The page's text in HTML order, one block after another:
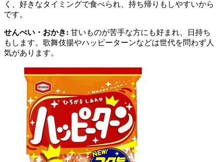
く、好きなタイミングで食べられ、持ち帰りもしやすいから
です。
せんべい・おかき: 甘いものが苦手な方にも好まれ、日持ち
もします。歌舞伎揚やハッピーターンなどは世代を問わず人
気があります。